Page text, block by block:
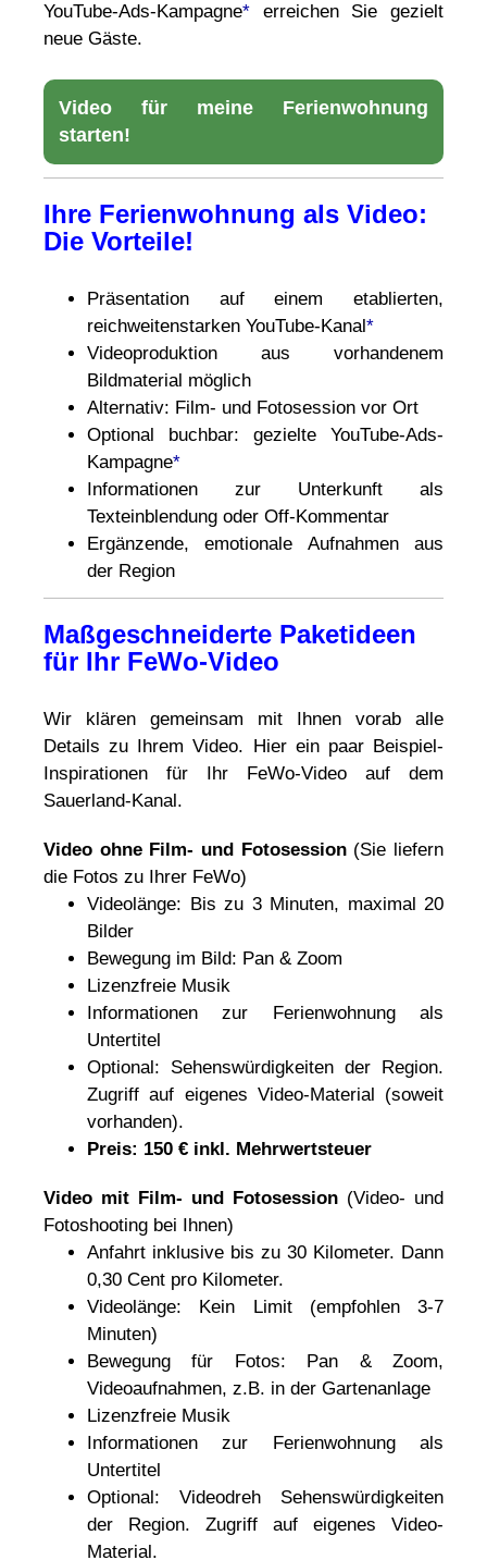
YouTube-Ads-Kampagne* erreichen Sie gezielt
neue Gäste.
Video für meine Ferienwohnung
starten!
Ihre Ferienwohnung als Video:
Die Vorteile!
Präsentation auf einem etablierten,
reichweitenstarken YouTube-Kanal*
Videoproduktion aus vorhandenem
Bildmaterial möglich
Alternativ: Film- und Fotosession vor Ort
Optional buchbar: gezielte YouTube-Ads-
Kampagne*
Informationen zur Unterkunft als
Texteinblendung oder Off-Kommentar
Ergänzende, emotionale Aufnahmen aus
der Region
Maßgeschneiderte Paketideen
für Ihr FeWo-Video
Wir klären gemeinsam mit Ihnen vorab alle
Details zu Ihrem Video. Hier ein paar Beispiel-
Inspirationen für Ihr FeWo-Video auf dem
Sauerland-Kanal.
Video ohne Film- und Fotosession(Sie liefern
die Fotos zu Ihrer FeWo)
Videolänge: Bis zu 3 Minuten, maximal 20
Bilder
Bewegung im Bild: Pan & Zoom
Lizenzfreie Musik
Informationen zur Ferienwohnung als
Untertitel
Optional: Sehenswürdigkeiten der Region.
Zugriff auf eigenes Video-Material (soweit
vorhanden).
Preis: 150 € inkl. Mehrwertsteuer
Video mit Film- und Fotosession (Video- und
Fotoshooting bei Ihnen)
Anfahrt inklusive bis zu 30 Kilometer. Dann
0,30 Cent pro Kilometer.
Videolänge: Kein Limit (empfohlen 3-7
Minuten)
Bewegung für Fotos: Pan & Zoom,
Videoaufnahmen, z.B. in der Gartenanlage
Lizenzfreie Musik
Informationen zur Ferienwohnung als
Untertitel
Optional: Videodreh Sehenswürdigkeiten
der Region. Zugriff auf eigenes Video-
Material.